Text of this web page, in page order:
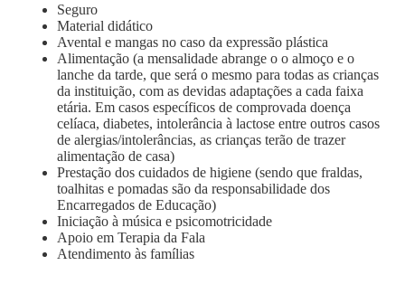
Seguro
Material didático
Avental e mangas no caso da expressão plástica
Alimentação (a mensalidade abrange o o almoço e o
lanche da tarde, que será o mesmo para todas as crianças
da instituição, com as devidas adaptações a cada faixa
etária. Em casos específicos de comprovada doença
celíaca, diabetes, intolerância à lactose entre outros casos
de alergias/intolerâncias, as crianças terão de trazer
alimentação de casa)
Prestação dos cuidados de higiene (sendo que fraldas,
toalhitas e pomadas são da responsabilidade dos
Encarregados de Educação)
Iniciação à música e psicomotricidade
Apoio em Terapia da Fala
Atendimento às famílias